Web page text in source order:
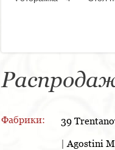
Панель
шкаф - 1
Копилка
Подсвечник - 1
Фабрики: 39
| Agostini